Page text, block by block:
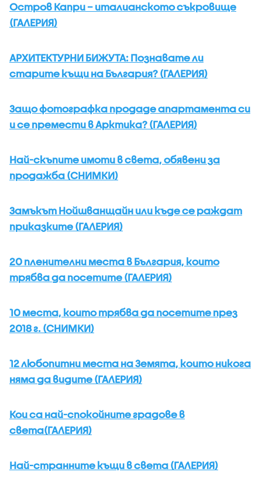
Остров Капри – италианското съкровище
(ГАЛЕРИЯ)
АРХИТЕКТУРНИ БИЖУТА: Познавате ли
старите къщи на България? (ГАЛЕРИЯ)
Защо фотографка продаде апартамента си
и се премести в Арктика? (ГАЛЕРИЯ)
Най-скъпите имоти в света, обявени за
продажба (СНИМКИ)
Замъкът Нойшванщайн или къде се раждат
приказките (ГАЛЕРИЯ)
20 пленителни места в България, които
трябва да посетите (ГАЛЕРИЯ)
10 места, които трябва да посетите през
2018 г. (СНИМКИ)
12 любопитни места на Земята, които никога
няма да видите (ГАЛЕРИЯ)
Кои са най-спокойните градове в
света(ГАЛЕРИЯ)
Най-странните къщи в света (ГАЛЕРИЯ)